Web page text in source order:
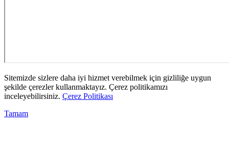
Sitemizde sizlere daha iyi hizmet verebilmek için gizliliğe uygun
şekilde çerezler kullanmaktayız. Çerez politikamızı
inceleyebilirsiniz. Çerez Politikası
Tamam